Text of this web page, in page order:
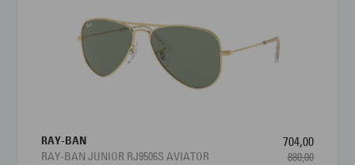
RAY-BAN
RAY-BAN JUNIOR RJ9506S AVIATOR
704,00
880,00